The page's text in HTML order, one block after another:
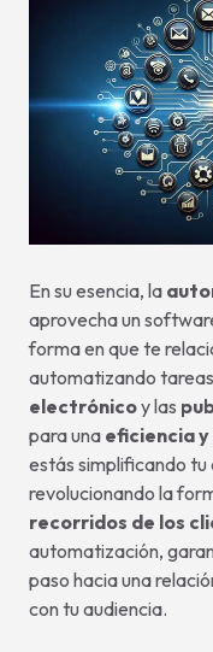
En su esencia, la
aprovecha un
forma en que te
automatizando
electrónicoy las
para una eficiencia
estás simplificando
revolucionando la
recorridos de los
automatización,
paso hacia una
con tu audiencia.